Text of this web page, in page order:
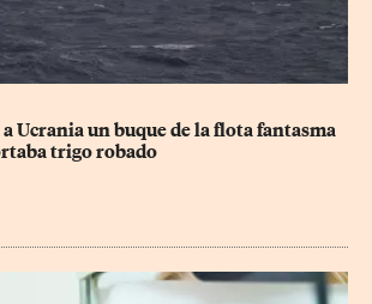
Ucrania un buque de la flota fantasma
trigo robado